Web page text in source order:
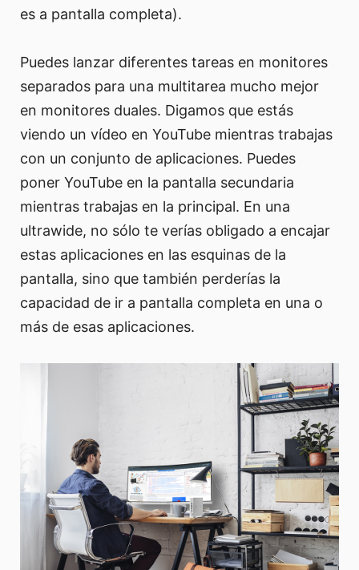
es a pantalla completa).
Puedes lanzar diferentes tareas en monitores
separados para una multitarea mucho mejor
en monitores duales. Digamos que estás
viendo un vídeo en YouTube mientras trabajas
con un conjunto de aplicaciones. Puedes
poner YouTube en la pantalla secundaria
mientras trabajas en la principal. En una
ultrawide, no sólo te verías obligado a encajar
estas aplicaciones en las esquinas de la
pantalla, sino que también perderías la
capacidad de ir a pantalla completa en una o
más de esas aplicaciones.